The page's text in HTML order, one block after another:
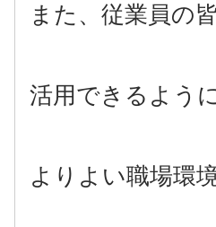
また、従業員の
活用できるよう
よりよい職場環